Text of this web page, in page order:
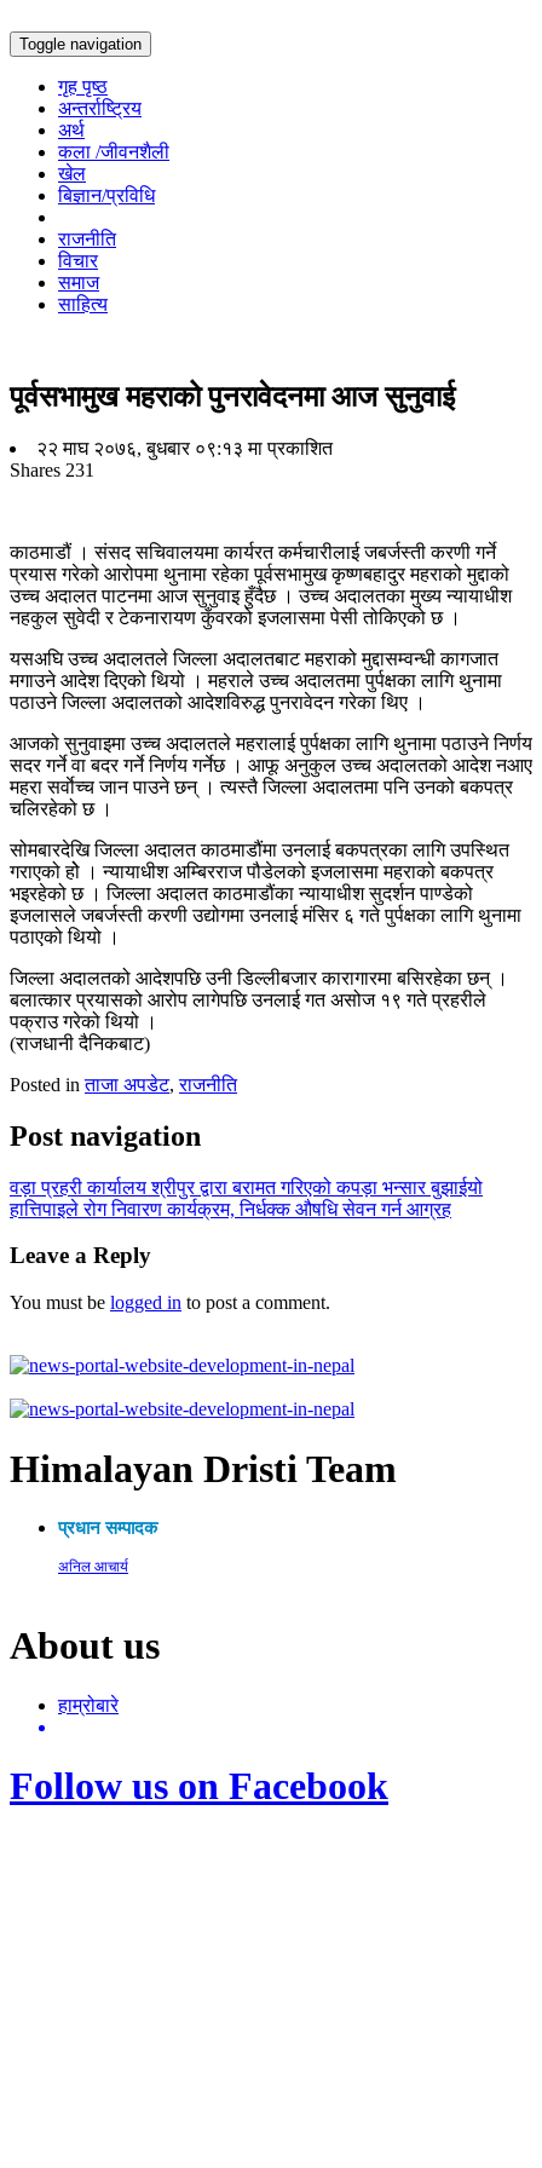
Toggle navigation
गृह पृष्ठ
अन्तर्राष्ट्रिय
अर्थ
कला /जीवनशैली
खेल
बिज्ञान/प्रविधि
राजनीति
विचार
समाज
साहित्य
पूर्वसभामुख महराको पुनरावेदनमा आज सुनुवाई
२२ माघ २०७६, बुधबार ०९:१३ मा प्रकाशित
Shares 231
काठमाडौं । संसद सचिवालयमा कार्यरत कर्मचारीलाई जबर्जस्ती करणी गर्ने
प्रयास गरेको आरोपमा थुनामा रहेका पूर्वसभामुख कृष्णबहादुर महराको मुद्दाको
उच्च अदालत पाटनमा आज सुनुवाइ हुँदैछ । उच्च अदालतका मुख्य न्यायाधीश
नहकुल सुवेदी र टेकनारायण कुँवरको इजलासमा पेसी तोकिएको छ ।
यसअघि उच्च अदालतले जिल्ला अदालतबाट महराको मुद्दासम्वन्धी कागजात
मगाउने आदेश दिएको थियो । महराले उच्च अदालतमा पुर्पक्षका लागि थुनामा
पठाउने जिल्ला अदालतको आदेशविरुद्ध पुनरावेदन गरेका थिए ।
आजको सुनुवाइमा उच्च अदालतले महरालाई पुर्पक्षका लागि थुनामा पठाउने निर्णय
सदर गर्ने वा बदर गर्ने निर्णय गर्नेछ । आफू अनुकुल उच्च अदालतको आदेश नआए
महरा सर्वाेच्च जान पाउने छन् । त्यस्तै जिल्ला अदालतमा पनि उनको बकपत्र
चलिरहेको छ ।
सोमबारदेखि जिल्ला अदालत काठमाडौंमा उनलाई बकपत्रका लागि उपस्थित
गराएको होे । न्यायाधीश अम्बिरराज पौडेलको इजलासमा महराको बकपत्र
भइरहेको छ । जिल्ला अदालत काठमाडौंका न्यायाधीश सुदर्शन पाण्डेको
इजलासले जबर्जस्ती करणी उद्योगमा उनलाई मंसिर ६ गते पुर्पक्षका लागि थुनामा
पठाएको थियो ।
जिल्ला अदालतको आदेशपछि उनी डिल्लीबजार कारागारमा बसिरहेका छन् ।
बलात्कार प्रयासको आरोप लागेपछि उनलाई गत असोज १९ गते प्रहरीले
पक्राउ गरेको थियो ।
(राजधानी दैनिकबाट)
Posted inताजा अपडेट,राजनीति
Post navigation
वड़ा प्रहरी कार्यालय श्रीपुर द्वारा बरामत गरिएको कपड़ा भन्सार बुझाईयो
हात्तिपाइले रोग निवारण कार्यक्रम, निर्धक्क औषधि सेवन गर्न आग्रह
Leave a Reply
You must be logged in to post a comment.
Himalayan Dristi Team
प्रधान सम्पादक
अनिल आचार्य
About us
हाम्रोबारे
Follow us on Facebook